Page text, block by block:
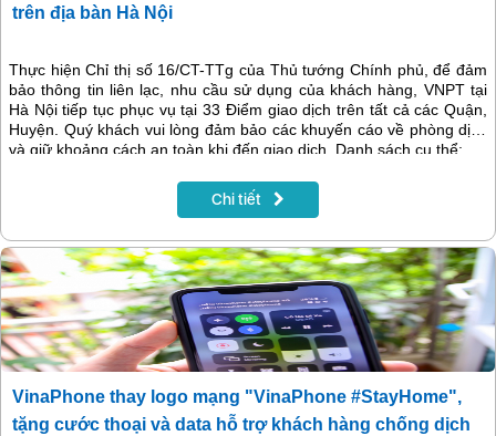
trên địa bàn Hà Nội
Thực hiện Chỉ thị số 16/CT-TTg của Thủ tướng Chính phủ, để đảm
bảo thông tin liên lạc, nhu cầu sử dụng của khách hàng, VNPT tại
Hà Nội tiếp tục phục vụ tại 33 Điểm giao dịch trên tất cả các Quận,
Huyện. Quý khách vui lòng đảm bảo các khuyến cáo về phòng dịch
và giữ khoảng cách an toàn khi đến giao dịch. Danh sách cụ thể:
Chi tiết
VinaPhone thay logo mạng "VinaPhone #StayHome",
tặng cước thoại và data hỗ trợ khách hàng chống dịch